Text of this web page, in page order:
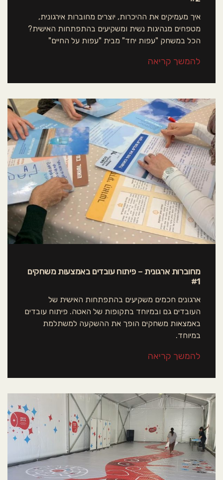
איך מעמיקים את ההיכרות, יוצרים מחוברות אירגונית,
מטפחים מנהיגות נשית ומשקיעים בהתפתחות האישית?
הכל במשחק "עפות יחד" מבית "עפות על החיים"
להמשך קריאה
מחוברות ארגונית – פיתוח עובדים באמצעות משחקים
#1
ארגונים חכמים משקיעים בהתפתחות האישית של
העובדים גם ובמיוחד בתקופות של האטה. פיתוח עובדים
באמצאות משחקים הופך את ההשקעה למשתלמת
במיוחד.
להמשך קריאה